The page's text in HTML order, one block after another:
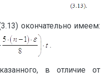
окончательно имеем:
.
в отличие от